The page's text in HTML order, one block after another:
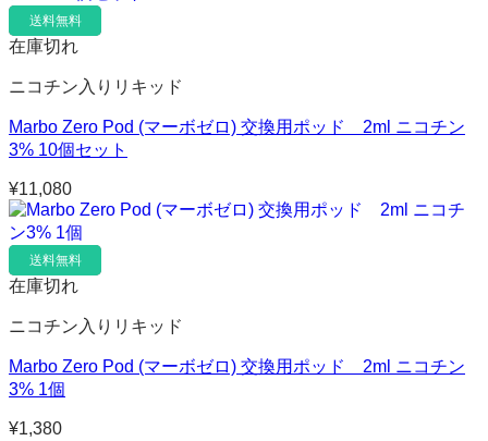
送料無料
在庫切れ
ニコチン入りリキッド
Marbo Zero Pod (マーボゼロ) 交換用ポッド 2ml ニコチン
3% 10個セット
¥11,080
送料無料
在庫切れ
ニコチン入りリキッド
Marbo Zero Pod (マーボゼロ) 交換用ポッド 2ml ニコチン
3% 1個
¥1,380